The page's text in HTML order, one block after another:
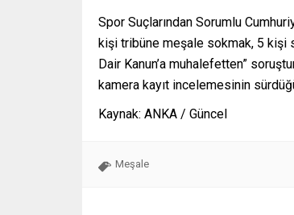
Spor Suçlarından Sorumlu
kişi tribüne meşale sokmak, 5 kişi
Dair Kanun’a muhalefetten”
kamera kayıt incelemesinin
Kaynak: ANKA / Güncel
Meşale